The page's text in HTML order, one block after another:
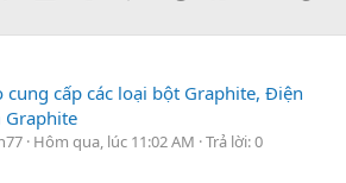
cung cấp các loại bột Graphite, Điện
Graphite
Hôm qua, lúc 11:02 AM Trả lời: 0